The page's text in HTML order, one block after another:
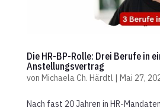
Die HR-BP-Rolle: Drei Berufe in
Anstellungsvertrag
von Michaela Ch. Härdtl | Mai 27,
Nach fast 20 Jahren in HR-